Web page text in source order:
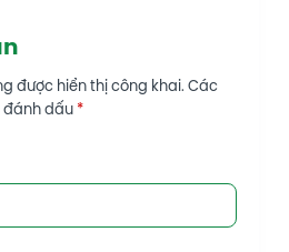
được hiển thị công khai. Các
dấu *